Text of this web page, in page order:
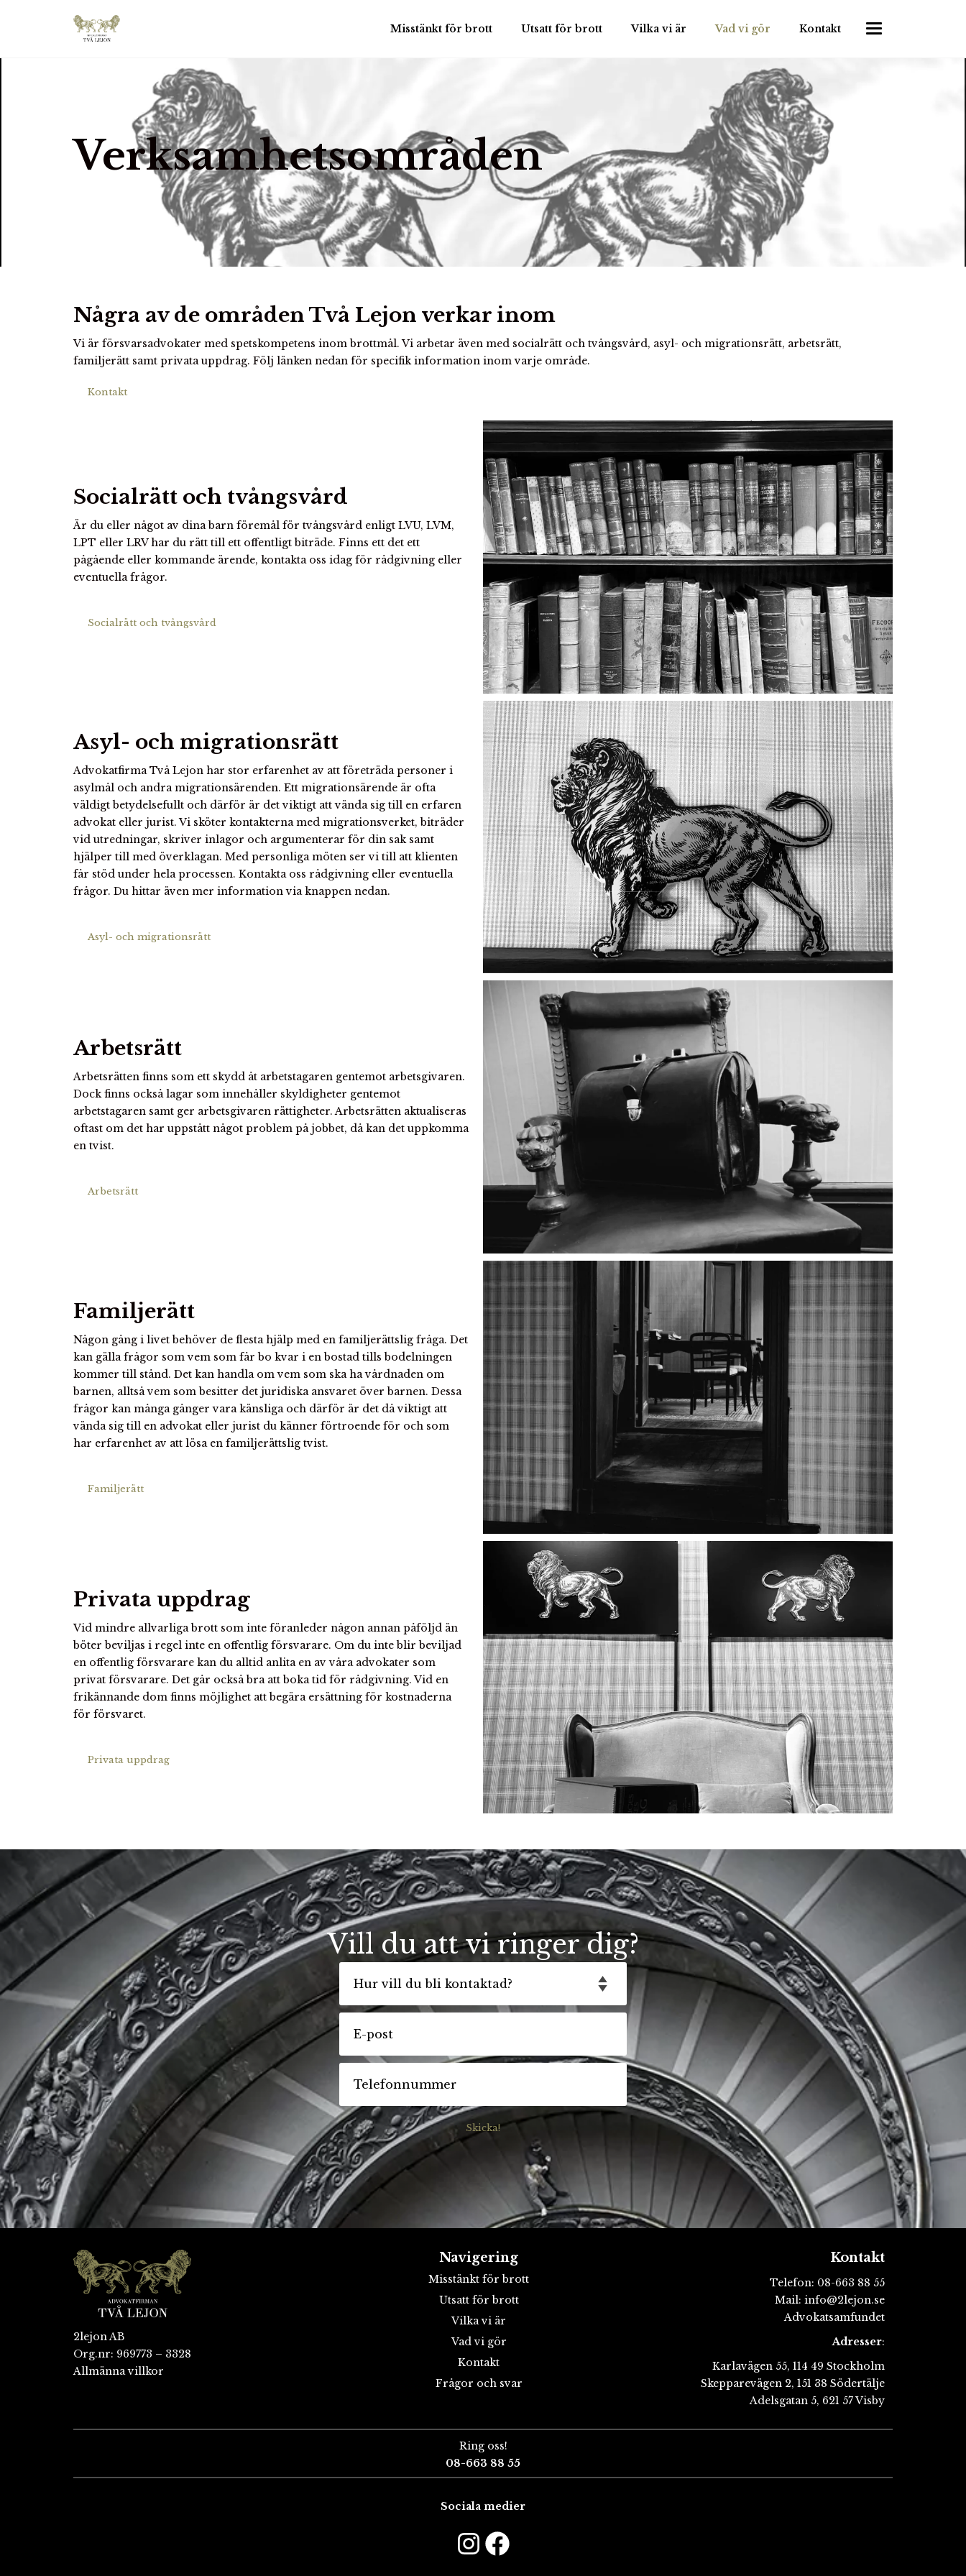
Misstänkt för brott Utsatt för brott Vilka vi är Vad vi gör Kontakt
Verksamhetsområden
Några av de områden Två Lejon verkar inom
Vi är försvarsadvokater med spetskompetens inom brottmål. Vi arbetar även med socialrätt och tvångsvård, asyl- och migrationsrätt, arbetsrätt,
familjerätt samt privata uppdrag. Följ länken nedan för specifik information inom varje område.
Kontakt
Socialrätt och tvångsvård
Är du eller något av dina barn föremål för tvångsvård enligt LVU, LVM,
LPT eller LRV har du rätt till ett offentligt biträde. Finns ett det ett
pågående eller kommande ärende, kontakta oss idag för rådgivning eller
eventuella frågor.
Socialrätt och tvångsvård
Asyl- och migrationsrätt
Advokatfirma Två Lejon har stor erfarenhet av att företräda personer i
asylmål och andra migrationsärenden. Ett migrationsärende är ofta
väldigt betydelsefullt och därför är det viktigt att vända sig till en erfaren
advokat eller jurist. Vi sköter kontakterna med migrationsverket, biträder
vid utredningar, skriver inlagor och argumenterar för din sak samt
hjälper till med överklagan. Med personliga möten ser vi till att klienten
får stöd under hela processen. Kontakta oss rådgivning eller eventuella
frågor. Du hittar även mer information via knappen nedan.
Asyl- och migrationsrätt
Arbetsrätt
Arbetsrätten finns som ett skydd åt arbetstagaren gentemot arbetsgivaren.
Dock finns också lagar som innehåller skyldigheter gentemot
arbetstagaren samt ger arbetsgivaren rättigheter. Arbetsrätten aktualiseras
oftast om det har uppstått något problem på jobbet, då kan det uppkomma
en tvist.
Arbetsrätt
Familjerätt
Någon gång i livet behöver de flesta hjälp med en familjerättslig fråga. Det
kan gälla frågor som vem som får bo kvar i en bostad tills bodelningen
kommer till stånd. Det kan handla om vem som ska ha vårdnaden om
barnen, alltså vem som besitter det juridiska ansvaret över barnen. Dessa
frågor kan många gånger vara känsliga och därför är det då viktigt att
vända sig till en advokat eller jurist du känner förtroende för och som
har erfarenhet av att lösa en familjerättslig tvist.
Familjerätt
Privata uppdrag
Vid mindre allvarliga brott som inte föranleder någon annan påföljd än
böter beviljas i regel inte en offentlig försvarare. Om du inte blir beviljad
en offentlig försvarare kan du alltid anlita en av våra advokater som
privat försvarare. Det går också bra att boka tid för rådgivning. Vid en
frikännande dom finns möjlighet att begära ersättning för kostnaderna
för försvaret.
Privata uppdrag
Vill du att vi ringer dig?
2lejon AB
Org.nr: 969773 – 3328
Allmänna villkor
Navigering
Misstänkt för brott
Utsatt för brott
Vilka vi är
Vad vi gör
Kontakt
Frågor och svar
Kontakt
Telefon: 08-663 88 55
Mail: info@2lejon.se
Advokatsamfundet
Adresser:
Karlavägen 55, 114 49 Stockholm
Skepparevägen 2, 151 38 Södertälje
Adelsgatan 5, 621 57 Visby
Ring oss!
08-663 88 55
Sociala medier
Instagram
Facebook